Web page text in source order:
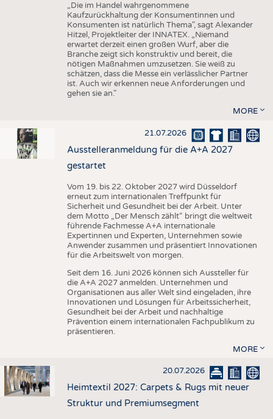
„Die im Handel wahrgenommene
Kaufzurückhaltung der Konsumentinnen und
Konsumenten ist natürlich Thema", sagt Alexander
Hitzel, Projektleiter der INNATEX. „Niemand
erwartet derzeit einen großen Wurf, aber die
Branche zeigt sich konstruktiv und bereit, die
nötigen Maßnahmen umzusetzen. Sie weiß zu
schätzen, dass die Messe ein verlässlicher Partner
ist. Auch wir erkennen neue Anforderungen und
gehen sie an."
MORE
21.07.2026
Ausstelleranmeldung für die A+A 2027
gestartet
Vom 19. bis 22. Oktober 2027 wird Düsseldorf
erneut zum internationalen Treffpunkt für
Sicherheit und Gesundheit bei der Arbeit. Unter
dem Motto „Der Mensch zählt“ bringt die weltweit
führende Fachmesse A+A internationale
Expertinnen und Experten, Unternehmen sowie
Anwender zusammen und präsentiert Innovationen
für die Arbeitswelt von morgen.
Seit dem 16. Juni 2026 können sich Aussteller für
die A+A 2027 anmelden. Unternehmen und
Organisationen aus aller Welt sind eingeladen, ihre
Innovationen und Lösungen für Arbeitssicherheit,
Gesundheit bei der Arbeit und nachhaltige
Prävention einem internationalen Fachpublikum zu
präsentieren.
MORE
20.07.2026
Heimtextil 2027: Carpets & Rugs mit neuer
Struktur und Premiumsegment